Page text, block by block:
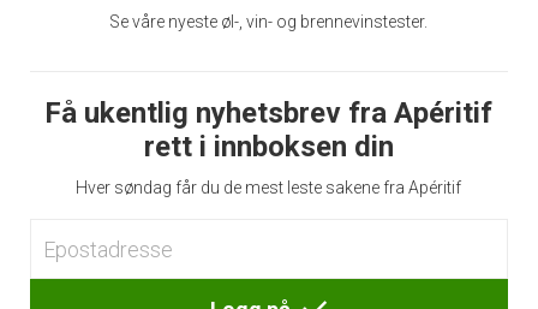
Se våre nyeste øl-, vin- og brennevinstester.
Få ukentlig nyhetsbrev fra Apéritif
rett i innboksen din
Hver søndag får du de mest leste sakene fra Apéritif